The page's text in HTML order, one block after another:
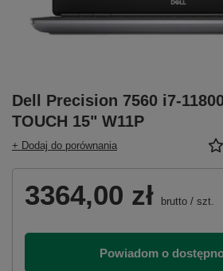
Dell Precision 7560 i7-
TOUCH 15" W11P
+ Dodaj do porównania
3364,00 zł brutto / szt.
Powiadom o